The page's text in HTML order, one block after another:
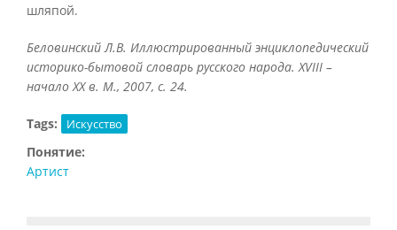
шляпой.
Беловинский Л.В. Иллюстрированный энциклопедический
историко-бытовой словарь русского народа. XVIII –
начало XX в. М., 2007, с. 24.
Tags: Искусство
Понятие:
Артист